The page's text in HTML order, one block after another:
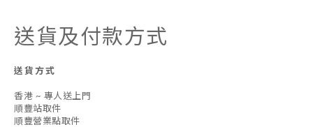
送貨及付款方式
送貨方式
香港 ~ 專人送上門
順豐站取件
順豐營業點取件